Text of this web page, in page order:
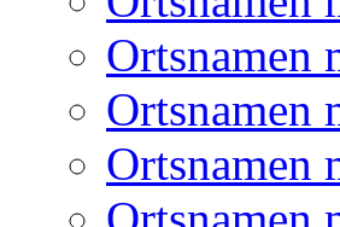
Ortsnamen
Ortsnamen
Ortsnamen